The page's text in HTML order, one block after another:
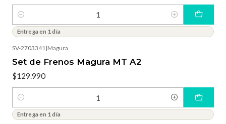
Cantidad
Entrega en 1 día
SV-2703341 |Magura
Set de Frenos Magura MT A2
$129.990
Cantidad
Entrega en 1 día